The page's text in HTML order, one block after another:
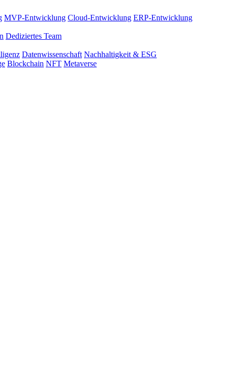
MVP-Entwicklung Cloud-Entwicklung ERP-Entwicklung
Dediziertes Team
Datenwissenschaft Nachhaltigkeit & ESG
Blockchain NFT Metaverse